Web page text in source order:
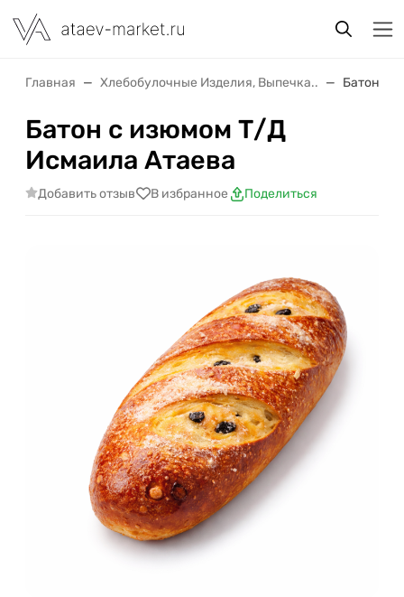
Главная Хлебобулочные Изделия, Выпечка.. Батон с
Батон с изюмом Т/Д
Исмаила Атаева
Добавить отзыв В избранное Поделиться